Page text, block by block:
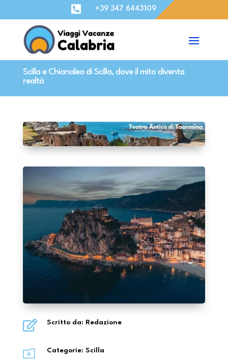
 +39 347 6443109
Scilla e Chianalea di Scilla, dove il mito diventa
realtà
 Scritto da: Redazione
o Categorie: Scilla